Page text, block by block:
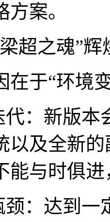
案。
超之魂”
在于“环境
代：新版
以及全新
能与时俱
颈：达到